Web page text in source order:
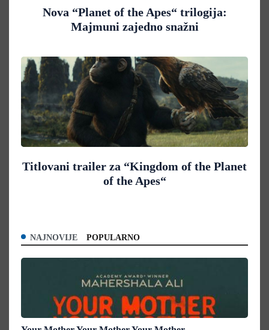
Nova “Planet of the Apes“ trilogija:
Majmuni zajedno snažni
Titlovani trailer za “Kingdom of the Planet
of the Apes“
NAJNOVIJE POPULARNO